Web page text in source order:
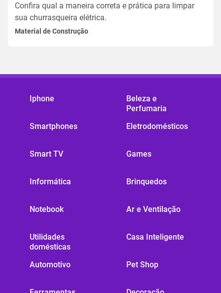
Confira qual a maneira correta e prática para limpar
sua churrasqueira elétrica.
Material de Construção
Iphone
Smartphones
Smart TV
Informática
Notebook
Utilidades
domésticas
Automotivo
Beleza e
Perfumaria
Eletrodomésticos
Games
Brinquedos
Ar e Ventilação
Casa Inteligente
Pet Shop